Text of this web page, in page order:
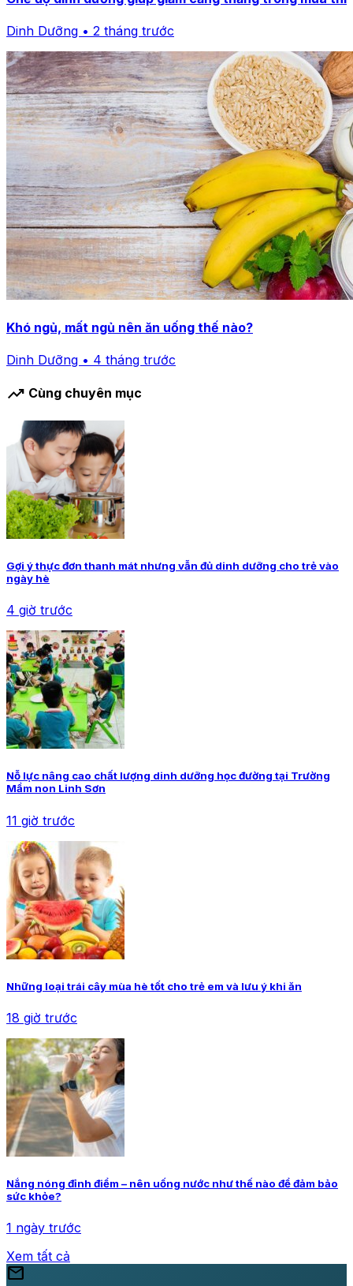
Dinh Dưỡng • 2 tháng trước
Khó ngủ, mất ngủ nên ăn uống thế nào?
Dinh Dưỡng • 4 tháng trước
trending_up Cùng chuyên mục
Gợi ý thực đơn thanh mát nhưng vẫn đủ dinh dưỡng cho trẻ vào
ngày hè
4 giờ trước
Nỗ lực nâng cao chất lượng dinh dưỡng học đường tại Trường
Mầm non Linh Sơn
11 giờ trước
Những loại trái cây mùa hè tốt cho trẻ em và lưu ý khi ăn
18 giờ trước
Nắng nóng đỉnh điểm – nên uống nước như thế nào để đảm bảo
sức khỏe?
1 ngày trước
Xem tất cả
mail